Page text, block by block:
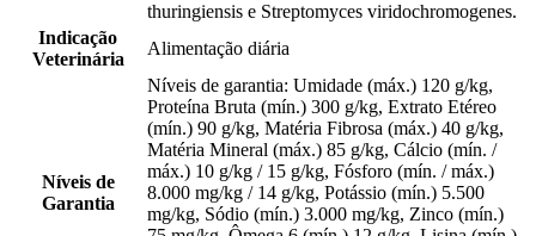
thuringiensis e Streptomyces viridochromogenes.
Indicação
Veterinária
Alimentação diária
Níveis de
Garantia
Níveis de garantia: Umidade (máx.) 120 g/kg,
Proteína Bruta (mín.) 300 g/kg, Extrato Etéreo
(mín.) 90 g/kg, Matéria Fibrosa (máx.) 40 g/kg,
Matéria Mineral (máx.) 85 g/kg, Cálcio (mín. /
máx.) 10 g/kg / 15 g/kg, Fósforo (mín. / máx.)
8.000 mg/kg / 14 g/kg, Potássio (mín.) 5.500
mg/kg, Sódio (mín.) 3.000 mg/kg, Zinco (mín.)